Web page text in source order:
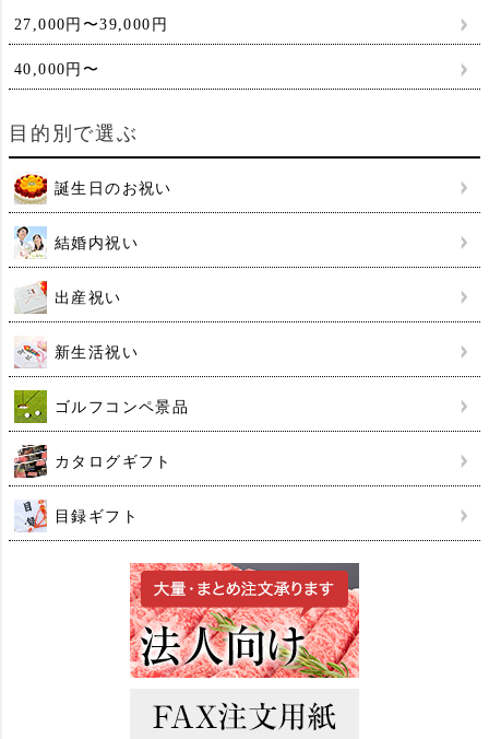
27,000円〜39,000円
40,000円〜
目的別で選ぶ
誕生日のお祝い
結婚内祝い
出産祝い
新生活祝い
ゴルフコンペ景品
カタログギフト
目録ギフト